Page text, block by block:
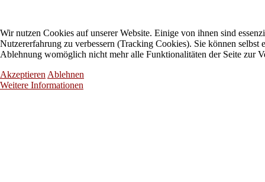
Wir nutzen Cookies auf unserer Website. Einige von ihnen sind
Nutzererfahrung zu verbessern (Tracking Cookies). Sie können selbst
Ablehnung womöglich nicht mehr alle Funktionalitäten der Seite zur
Akzeptieren Ablehnen
Weitere Informationen